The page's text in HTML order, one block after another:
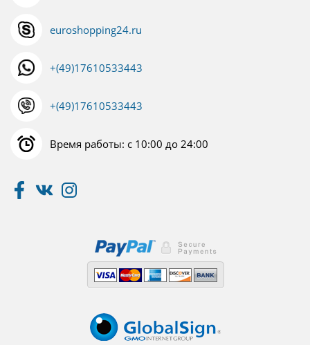
euroshopping24.ru
+(49)17610533443
+(49)17610533443
Время работы: с 10:00 до 24:00